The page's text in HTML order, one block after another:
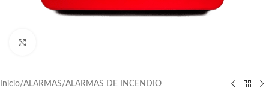
Inicio/ALARMAS/ALARMAS DE INCENDIO